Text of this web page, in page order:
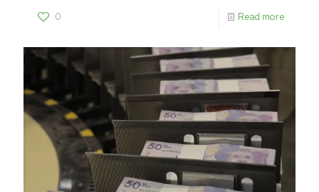
0 Read more